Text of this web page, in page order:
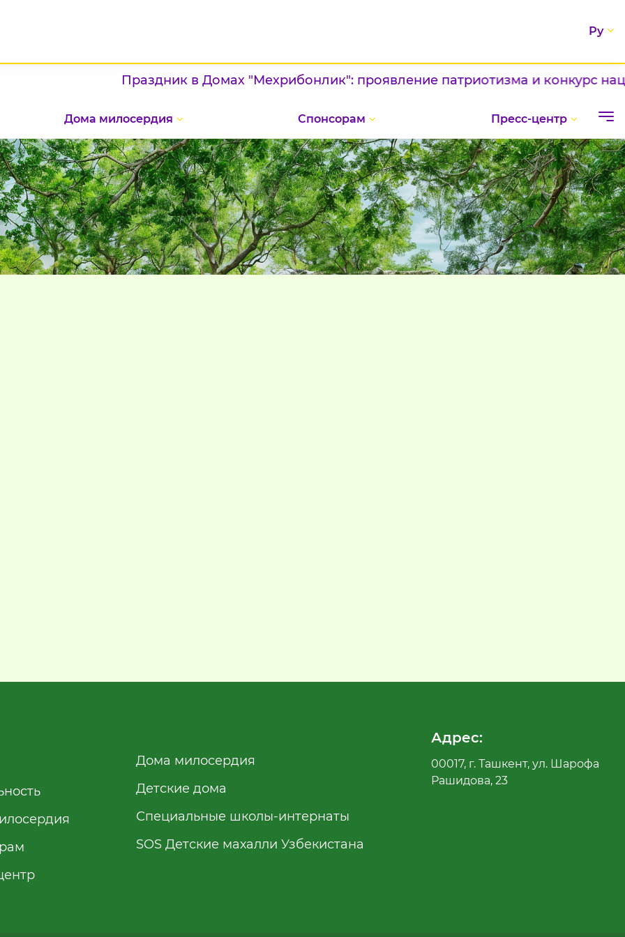
Ру
Праздник в Домах "Мехрибонлик": проявление патриотизма и конкурс
Дома милосердия Спонсорам Пресс-центр
Дома милосердия
Детские дома
Специальные школы-интернаты
SOS Детские махалли Узбекистана
Адрес:
00017, г. Ташкент, ул. Шарофа
Рашидова, 23